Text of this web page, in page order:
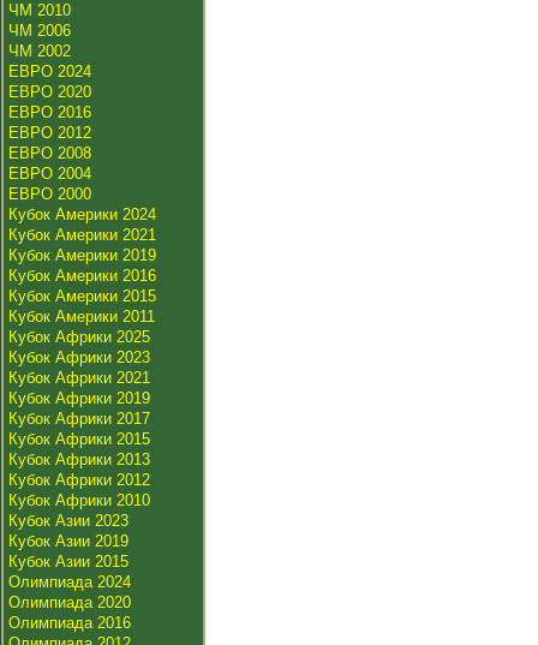
ЧМ 2010
ЧМ 2006
ЧМ 2002
ЕВРО 2024
ЕВРО 2020
ЕВРО 2016
ЕВРО 2012
ЕВРО 2008
ЕВРО 2004
ЕВРО 2000
Кубок Америки 2024
Кубок Америки 2021
Кубок Америки 2019
Кубок Америки 2016
Кубок Америки 2015
Кубок Америки 2011
Кубок Африки 2025
Кубок Африки 2023
Кубок Африки 2021
Кубок Африки 2019
Кубок Африки 2017
Кубок Африки 2015
Кубок Африки 2013
Кубок Африки 2012
Кубок Африки 2010
Кубок Азии 2023
Кубок Азии 2019
Кубок Азии 2015
Олимпиада 2024
Олимпиада 2020
Олимпиада 2016